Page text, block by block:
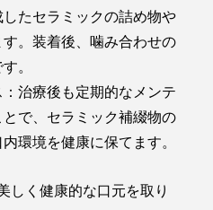
したセラミックの詰め物や
。装着後、噛み合わせの
。
治療後も定期的なメンテ
で、セラミック補綴物の
環境を健康に保てます。
しく健康的な口元を取り